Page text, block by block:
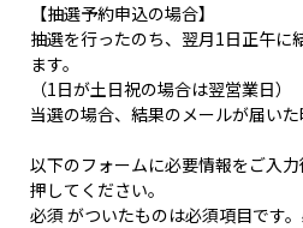
【抽選予約申込の場合】
抽選を行ったのち、翌月1日正午に
ます。
（1日が土日祝の場合は翌営業日）
当選の場合、結果のメールが届いた
以下のフォームに必要情報をご入
押してください。
必須 がついたものは必須項目です